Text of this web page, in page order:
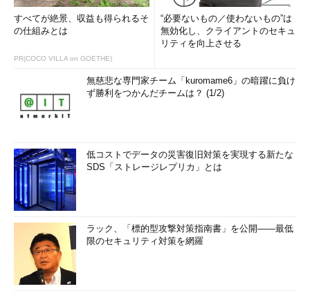
すべてが絶景、収益も得られるそ
の仕組みとは
PR(COCO VILLA on GOETHE)
“必要ないもの／使わないもの”は
無効化し、クライアントのセキュ
リティを向上させる
無慈悲な専門家チーム「kuromame6」の暗躍に負け
ず勝利をつかんだチームは？ (1/2)
低コストでデータの災害復旧対策を実現する新たな
SDS「ストレージレプリカ」とは
ラック、「標的型攻撃対策指南書」を公開――最低
限のセキュリティ対策を網羅